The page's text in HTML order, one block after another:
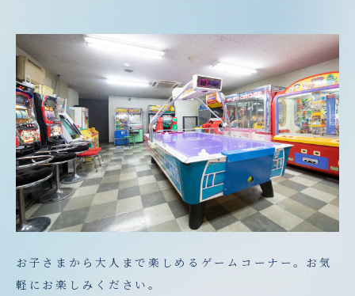
お子さまから大人まで楽しめるゲームコーナー。お気
軽にお楽しみください。